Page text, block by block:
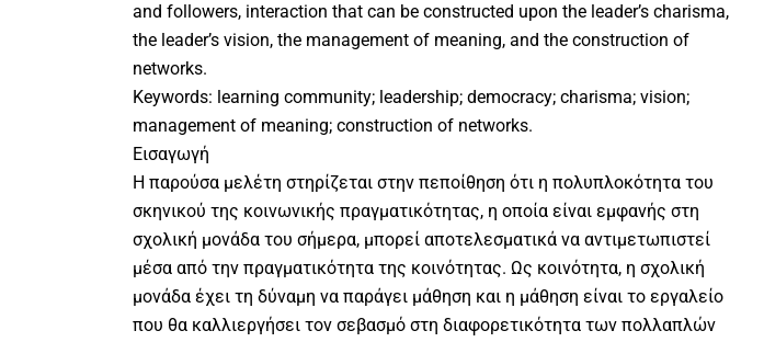
and followers, interaction that can be constructed upon the leader’s charisma,
the leader’s vision, the management of meaning, and the construction of
networks.
Keywords: learning community; leadership; democracy; charisma; vision;
management of meaning; construction of networks.
Εισαγωγή
Η παρούσα μελέτη στηρίζεται στην πεποίθηση ότι η πολυπλοκότητα του
σκηνικού της κοινωνικής πραγματικότητας, η οποία είναι εμφανής στη
σχολική μονάδα του σήμερα, μπορεί αποτελεσματικά να αντιμετωπιστεί
μέσα από την πραγματικότητα της κοινότητας. Ως κοινότητα, η σχολική
μονάδα έχει τη δύναμη να παράγει μάθηση και η μάθηση είναι το εργαλείο
που θα καλλιεργήσει τον σεβασμό στη διαφορετικότητα των πολλαπλών